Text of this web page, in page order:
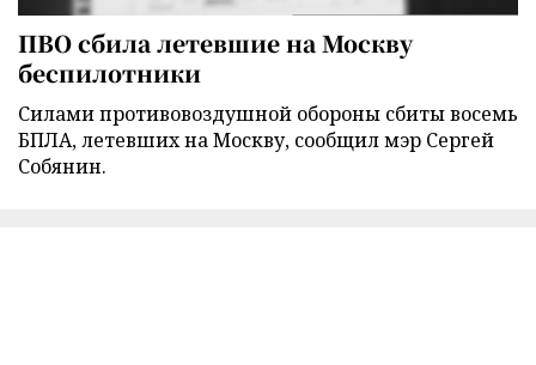
ПВО сбила летевшие на Москву
беспилотники
Силами противовоздушной обороны сбиты восемь
БПЛА, летевших на Москву, сообщил мэр Сергей
Собянин.